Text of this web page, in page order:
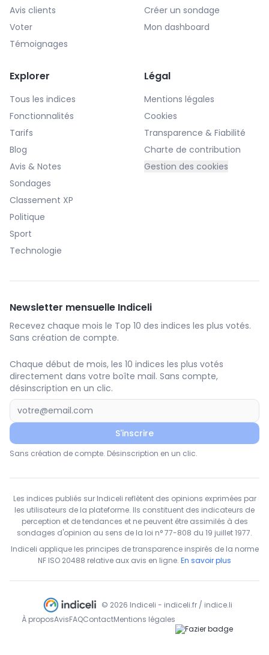
Avis clients
Voter
Témoignages
Créer un sondage
Mon dashboard
Explorer
Tous les indices
Fonctionnalités
Tarifs
Blog
Avis & Notes
Sondages
Classement XP
Politique
Sport
Technologie
Légal
Mentions légales
Cookies
Transparence & Fiabilité
Charte de contribution
Gestion des cookies
Newsletter mensuelle Indiceli
Recevez chaque mois le Top 10 des indices les plus votés.
Sans création de compte.
Chaque début de mois, les 10 indices les plus votés
directement dans votre boîte mail. Sans compte,
désinscription en un clic.
S'inscrire
Sans création de compte. Désinscription en un clic.
Les indices publiés sur Indiceli reflètent des opinions exprimées par
les utilisateurs de la plateforme. Ils constituent des indicateurs de
perception et de tendances et ne peuvent être assimilés à des
sondages d'opinion au sens de la loi n° 77-808 du 19 juillet 1977.
Indiceli applique les principes de transparence inspirés de la norme
NF ISO 20488 relative aux avis en ligne. En savoir plus
© 2026 Indiceli - indiceli.fr / indice.li
À proposAvisFAQContactMentions légales